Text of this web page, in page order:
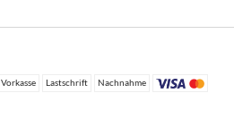
Vorkasse Lastschrift
Nachnahme